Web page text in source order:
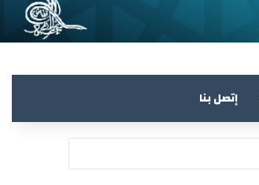
إتصل بنا